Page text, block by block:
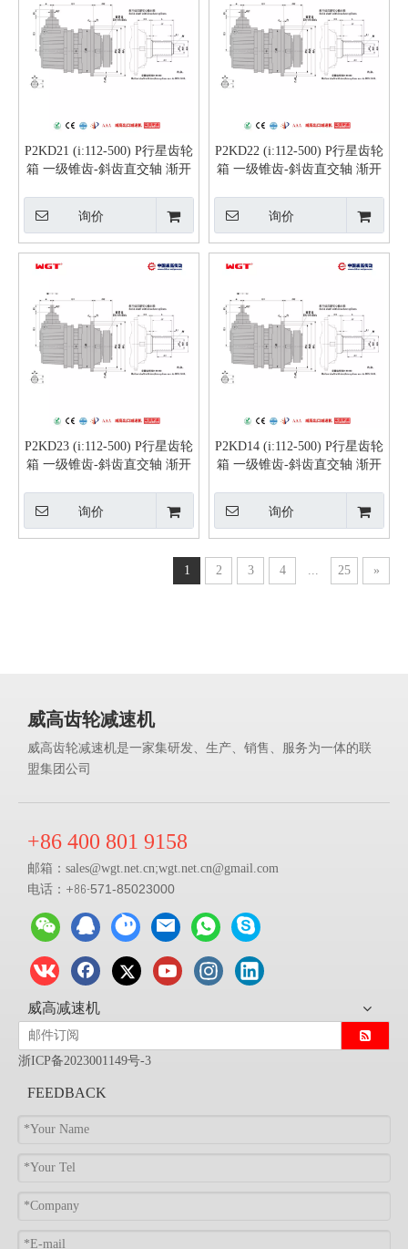
P2KD21 (i:112-500) P行星齿轮
箱 一级锥齿-斜齿直交轴 渐开
询价
P2KD22 (i:112-500) P行星齿轮
箱 一级锥齿-斜齿直交轴 渐开
询价
P2KD23 (i:112-500) P行星齿轮
箱 一级锥齿-斜齿直交轴 渐开
询价
P2KD14 (i:112-500) P行星齿轮
箱 一级锥齿-斜齿直交轴 渐开
询价
1 2 3 4 ... 25 »
威高齿轮减速机
威高齿轮减速机是一家集研发、生产、销售、服务为一体的联
盟集团公司
+86 400 801 9158
邮箱： sales@wgt.net.cn;wgt.net.cn@gmail.com
电话：+86-571-85023000
威高减速机
浙ICP备2023001149号-3
FEEDBACK